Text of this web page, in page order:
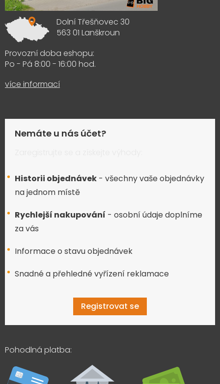
Dolní Třešňovec 30
563 01 Lanškroun
Provozní doba eshopu:
Po - Pá 8:00 - 16:00 hod.
více informací
Nemáte u nás účet?
Historii objednávek - všechny vaše objednávky
na jednom místě
Rychlejší nakupování - osobní údaje doplníme
za vás
Informace o stavu objednávek
Snadné a přehledné vyřízení reklamace
Registrovat se
Pohodlná platba: